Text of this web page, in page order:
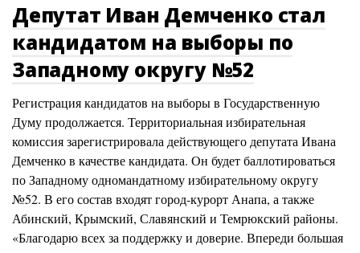
Депутат Иван Демченко стал
кандидатом на выборы по
Западному округу №52
Регистрация кандидатов на выборы в Государственную
Думу продолжается. Территориальная избирательная
комиссия зарегистрировала действующего депутата Ивана
Демченко в качестве кандидата. Он будет баллотироваться
по Западному одномандатному избирательному округу
№52. В его состав входят город-курорт Анапа, а также
Абинский, Крымский, Славянский и Темрюкский районы.
«Благодарю всех за поддержку и доверие. Впереди большая